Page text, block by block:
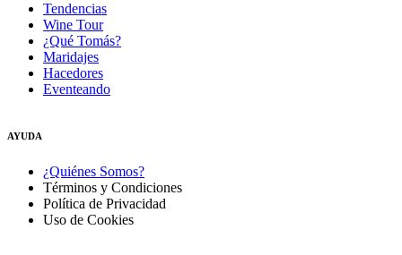
Tendencias
Wine Tour
¿Qué Tomás?
Maridajes
Hacedores
Eventeando
AYUDA
¿Quiénes Somos?
Términos y Condiciones
Política de Privacidad
Uso de Cookies